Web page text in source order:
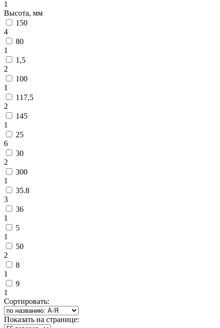
1
Высота, мм
150
4
80
1
1,5
2
100
1
117,5
2
145
1
25
6
30
2
300
1
35.8
3
36
1
5
1
50
2
8
1
9
1
Сортировать:
Показать на странице: